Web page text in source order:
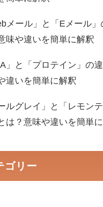
メール」と「Eメール」
味や違いを簡単に解釈
」と「プロテイン」の
違いを簡単に解釈
ルグレイ」と「レモン
は？意味や違いを簡単
ゴリー